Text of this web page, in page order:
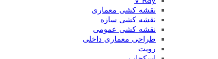
نقشه کشی معماری
نقشه کشی سازه
نقشه کشی عمومی
طراحی معماری داخلی
رویت